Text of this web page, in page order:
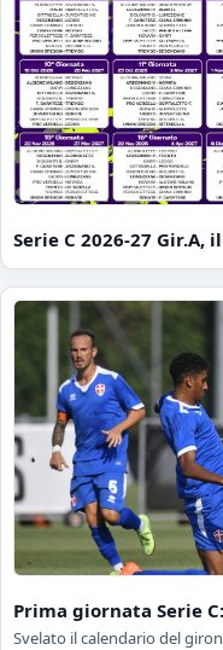
Serie C 2026-27 Gir.A,
Prima giornata Serie
Svelato il calendario del